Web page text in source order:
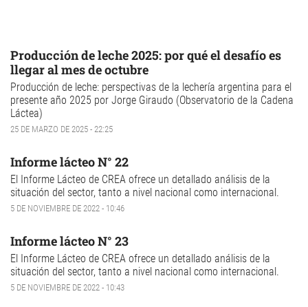
Producción de leche 2025: por qué el desafío es
llegar al mes de octubre
Producción de leche: perspectivas de la lechería argentina para el
presente año 2025 por Jorge Giraudo (Observatorio de la Cadena
Láctea)
25 DE MARZO DE 2025 - 22:25
Informe lácteo N° 22
El Informe Lácteo de CREA ofrece un detallado análisis de la
situación del sector, tanto a nivel nacional como internacional.
5 DE NOVIEMBRE DE 2022 - 10:46
Informe lácteo N° 23
El Informe Lácteo de CREA ofrece un detallado análisis de la
situación del sector, tanto a nivel nacional como internacional.
5 DE NOVIEMBRE DE 2022 - 10:43